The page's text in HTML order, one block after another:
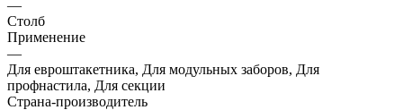
—
Столб
Применение
—
Для евроштакетника, Для модульных заборов, Для
профнастила, Для секции
Страна-производитель